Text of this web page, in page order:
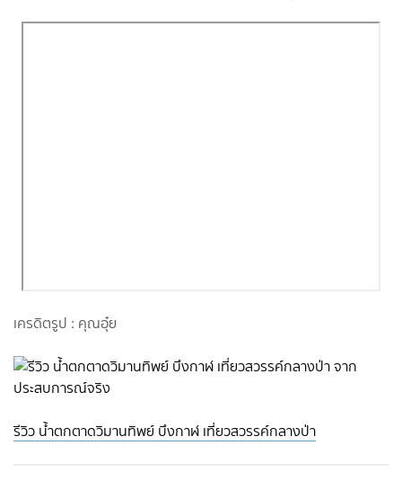
เครดิตรูป : คุณอุ๋ย
รีวิว น้ำตกตาดวิมานทิพย์ บึงกาฬ เที่ยวสวรรค์กลางป่า